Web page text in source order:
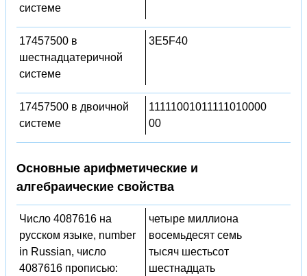
системе
17457500 в
шестнадцатеричной
системе
3E5F40
17457500 в двоичной
системе
11111001011111010000
00
Основные арифметические и
алгебраические свойства
Число 4087616 на
русском языке, number
in Russian, число
4087616 прописью:
четыре миллиона
восемьдесят семь
тысяч шестьсот
шестнадцать